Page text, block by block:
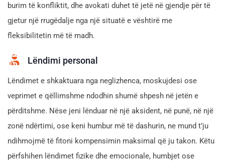
burim të konfliktit, dhe avokati duhet të jetë në gjendje për të
gjetur një rrugëdalje nga një situatë e vështirë me
fleksibilitetin më të madh.
Lëndimi personal
Lëndimet e shkaktuara nga neglizhenca, moskujdesi ose
veprimet e qëllimshme ndodhin shumë shpesh në jetën e
përditshme. Nëse jeni lënduar në një aksident, në punë, në një
zonë ndërtimi, ose keni humbur më të dashurin, ne mund t’ju
ndihmojmë të fitoni kompensimin maksimal që ju takon. Këtu
përfshihen lëndimet fizike dhe emocionale, humbjet ose